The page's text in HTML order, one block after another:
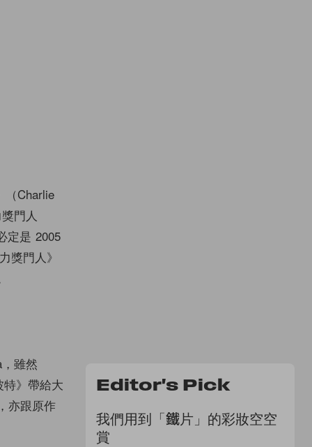
（Charlie
門人
定是 2005
獎門人》
雖然
》帶給大
亦跟原作
Editor's Pick
我們用到「鐵片」的彩妝空空
賞